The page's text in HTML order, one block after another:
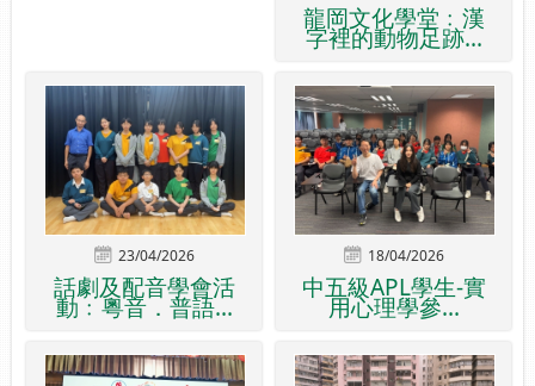
龍岡文化學堂﹕漢
字裡的動物足跡...
23/04/2026
話劇及配音學會活
動﹕粵音．普語...
18/04/2026
中五級APL學生-實
用心理學參...